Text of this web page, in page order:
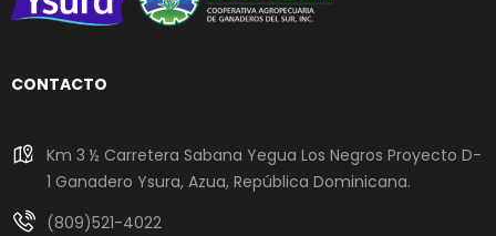
CONTACTO
Km 3 ½ Carretera Sabana Yegua Los Negros Proyecto D-
1 Ganadero Ysura, Azua, República Dominicana.
(809)521-4022